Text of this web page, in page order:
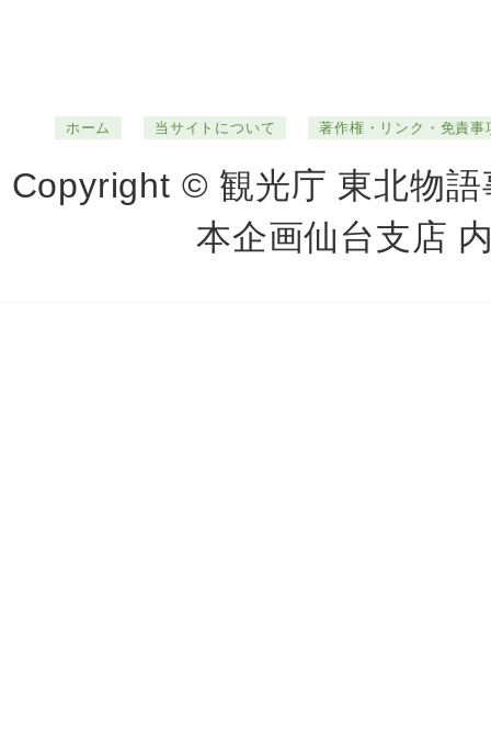
ホーム 当サイトについて 著作権・リンク・免責事
Copyright © 観光庁 東北物
本企画仙台支店